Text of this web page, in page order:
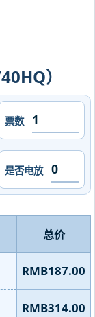
）
票数
是否电放
总价
RMB187.00
RMB314.00